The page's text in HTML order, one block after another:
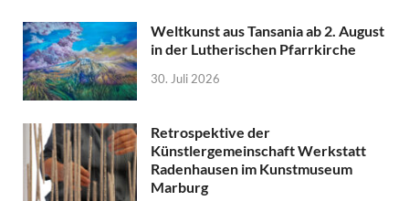
Weltkunst aus Tansania ab 2. August
in der Lutherischen Pfarrkirche
30. Juli 2026
Retrospektive der
Künstlergemeinschaft Werkstatt
Radenhausen im Kunstmuseum
Marburg